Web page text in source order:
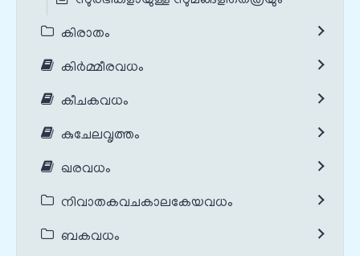
കിരാതം
കിർമ്മീരവധം
കീചകവധം
കുചേലവൃത്തം
ഖരവധം
നിവാതകവചകാലകേയവധം
ബകവധം